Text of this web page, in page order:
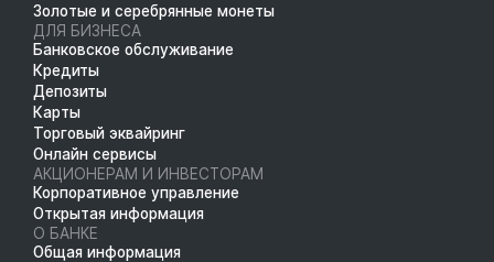
Золотые и серебрянные монеты
ДЛЯ БИЗНЕСА
Банковское обслуживание
Кредиты
Депозиты
Карты
Торговый эквайринг
Онлайн сервисы
АКЦИОНЕРАМ И ИНВЕСТОРАМ
Корпоративное управление
Открытая информация
О БАНКЕ
Общая информация